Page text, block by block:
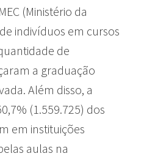
(Ministério da
indivíduos em cursos
de
a graduação
Além disso, a
(1.559.725) dos
em instituições
aulas na